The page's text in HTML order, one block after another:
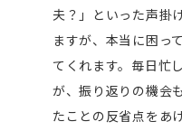
夫？」といった声掛
ますが、本当に困っ
てくれます。毎日忙
が、振り返りの機会
たことの反省点をあ